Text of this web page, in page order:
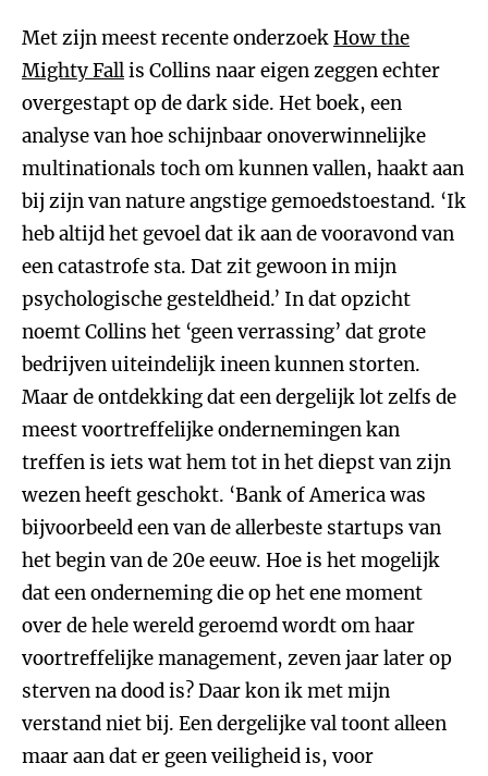
Met zijn meest recente onderzoekHow the
Mighty Fallis Collins naar eigen zeggen echter
overgestapt op de dark side. Het boek, een
analyse van hoe schijnbaar onoverwinnelijke
multinationals toch om kunnen vallen, haakt aan
bij zijn van nature angstige gemoedstoestand. ‘Ik
heb altijd het gevoel dat ik aan de vooravond van
een catastrofe sta. Dat zit gewoon in mijn
psychologische gesteldheid.’ In dat opzicht
noemt Collins het ‘geen verrassing’ dat grote
bedrijven uiteindelijk ineen kunnen storten.
Maar de ontdekking dat een dergelijk lot zelfs de
meest voortreffelijke ondernemingen kan
treffen is iets wat hem tot in het diepst van zijn
wezen heeft geschokt. ‘Bank of America was
bijvoorbeeld een van de allerbeste startups van
het begin van de 20e eeuw. Hoe is het mogelijk
dat een onderneming die op het ene moment
over de hele wereld geroemd wordt om haar
voortreffelijke management, zeven jaar later op
sterven na dood is? Daar kon ik met mijn
verstand niet bij. Een dergelijke val toont alleen
maar aan dat er geen veiligheid is, voor